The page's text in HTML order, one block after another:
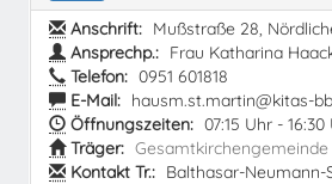
Anschrift: Mußstraße 28,
Ansprechp.: Frau Katharina
Telefon: 0951 601818
E-Mail: hausm.st.martin@kitas-
Öffnungszeiten: 07:15 Uhr - 16:30
Träger:
Kontakt Tr.: Balthasar-Neumann-